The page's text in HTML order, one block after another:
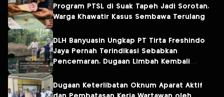
Program PTSL di Suak Tapeh Jadi Sorotan,
Warga Khawatir Kasus Sembawa Terulang
DLH Banyuasin Ungkap PT Tirta Freshindo
Jaya Pernah Terindikasi Sebabkan
Pencemaran, Dugaan Limbah Kembali
Dugaan Keterlibatan Oknum Aparat Aktif